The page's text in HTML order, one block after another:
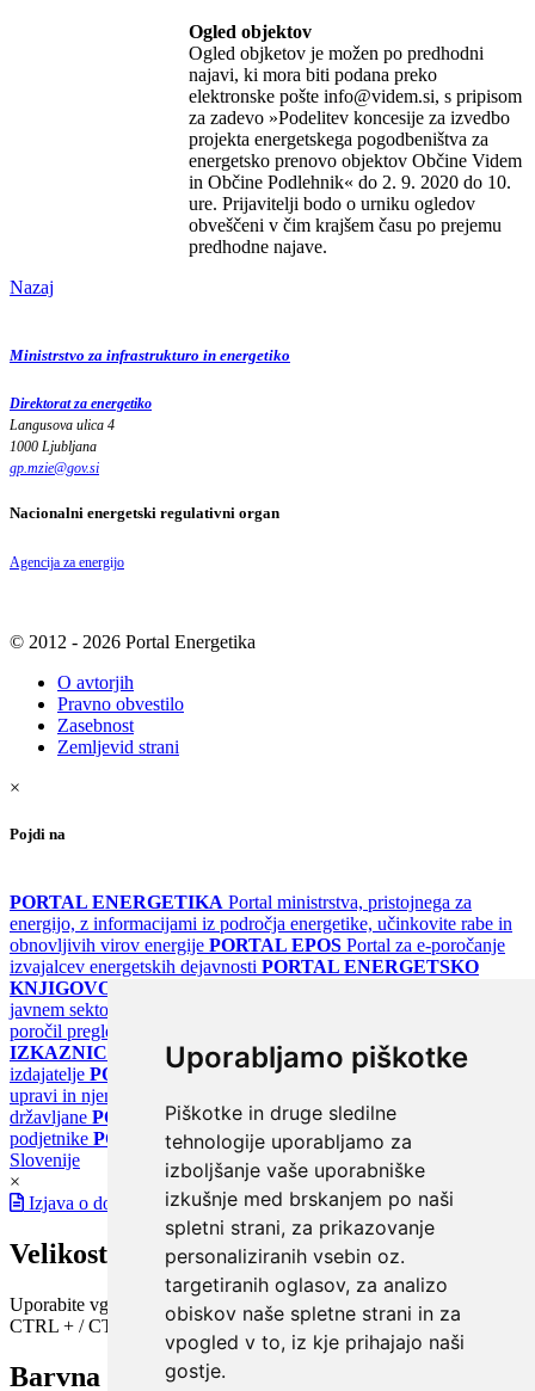
Uporabljamo piškotke
Piškotke in druge sledilne
tehnologije uporabljamo za
izboljšanje vaše uporabniške
izkušnje med brskanjem po naši
spletni strani, za prikazovanje
personaliziranih vsebin oz.
targetiranih oglasov, za analizo
obiskov naše spletne strani in za
vpogled v to, iz kje prihajajo naši
gostje.
Ogled objektov
Ogled objketov je možen po predhodni
najavi, ki mora biti podana preko
elektronske pošte info@videm.si, s pripisom
za zadevo »Podelitev koncesije za izvedbo
projekta energetskega pogodbeništva za
energetsko prenovo objektov Občine Videm
in Občine Podlehnik« do 2. 9. 2020 do 10.
ure. Prijavitelji bodo o urniku ogledov
obveščeni v čim krajšem času po prejemu
predhodne najave.
Nazaj
Ministrstvo za infrastrukturo in energetiko
Direktorat za energetiko
Langusova ulica 4
1000 Ljubljana
gp.mzie@gov.si
Nacionalni energetski regulativni organ
Agencija za energijo
© 2012 - 2026 Portal Energetika
O avtorjih
Pravno obvestilo
Zasebnost
Zemljevid strani
×
Pojdi na
PORTAL ENERGETIKA Portal ministrstva, pristojnega za
energijo, z informacijami iz področja energetike, učinkovite rabe in
obnovljivih virov energije PORTAL EPOS Portal za e-poročanje
izvajalcev energetskih dejavnosti PORTAL ENERGETSKO
KNJIGOVODSTVO
javnem sektorju
poročil pregledov klimatskih sistemov
IZKAZNICE
Register energetskih izkaznic - za izdelovalce in
izdajatelje PORTAL GOV.SI Osrednje spletno mesto o državni
upravi in njenih storitvah
državljane PORTAL SPOT Državni portal za podjetja in
podjetnike PORTAL OPSI Državni portal odprtih podatkov
Slovenije
×
Izjava o dostopnosti
Velikost pisave
Uporabite vgrajeno funkcijo brskalnika
CTRL + / CTRL -
Barvna shema